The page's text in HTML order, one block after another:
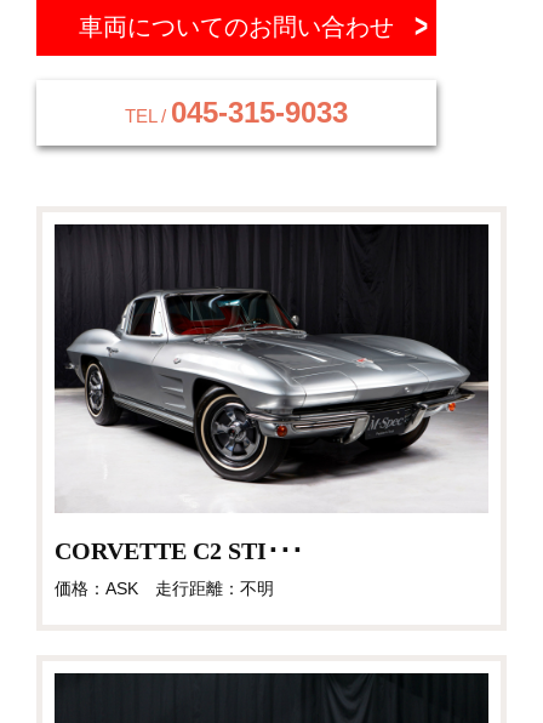
車両についてのお問い合わせ
TEL / 045-315-9033
CORVETTE C2 STI･･･
価格：ASK 走行距離：不明